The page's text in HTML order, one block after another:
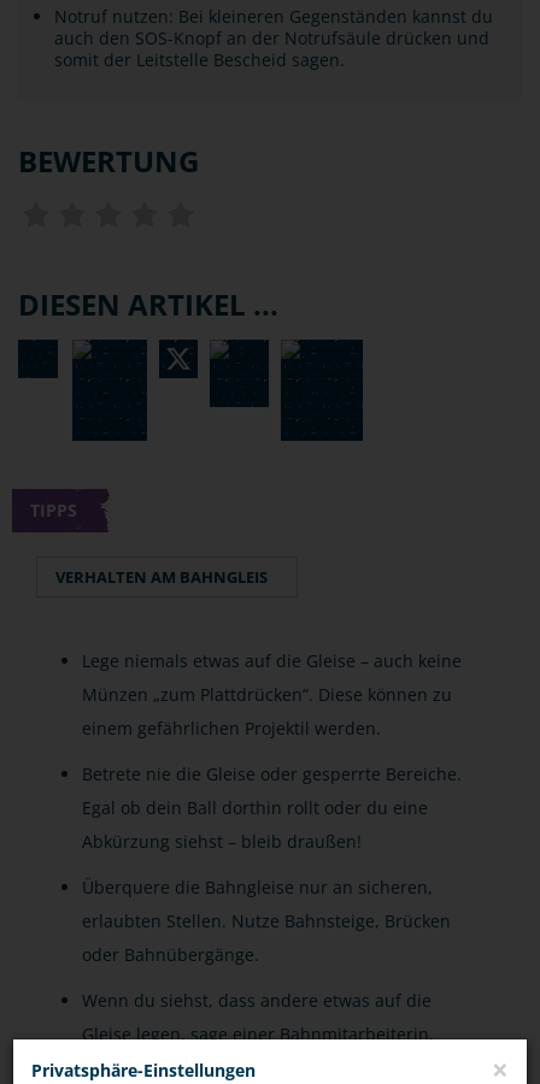
Notruf nutzen: Bei kleineren Gegenständen kannst du
auch den SOS-Knopf an der Notrufsäule drücken und
somit der Leitstelle Bescheid sagen.
BEWERTUNG
DIESEN ARTIKEL ...
TIPPS
VERHALTEN AM BAHNGLEIS
Lege niemals etwas auf die Gleise – auch keine
Münzen „zum Plattdrücken“. Diese können zu
einem gefährlichen Projektil werden.
Betrete nie die Gleise oder gesperrte Bereiche.
Egal ob dein Ball dorthin rollt oder du eine
Abkürzung siehst – bleib draußen!
Überquere die Bahngleise nur an sicheren,
erlaubten Stellen. Nutze Bahnsteige, Brücken
oder Bahnübergänge.
Wenn du siehst, dass andere etwas auf die
Gleise legen, sage einer Bahnmitarbeiterin,
einem Bahnmitarbeiter oder der Polizei
Privatsphäre-Einstellungen ×